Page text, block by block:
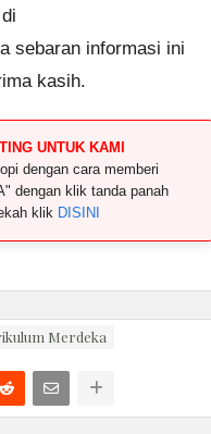
sebaran informasi ini
kasih.
UNTUK KAMI
dengan cara memberi
dengan klik tanda panah
klik DISINI
Merdeka